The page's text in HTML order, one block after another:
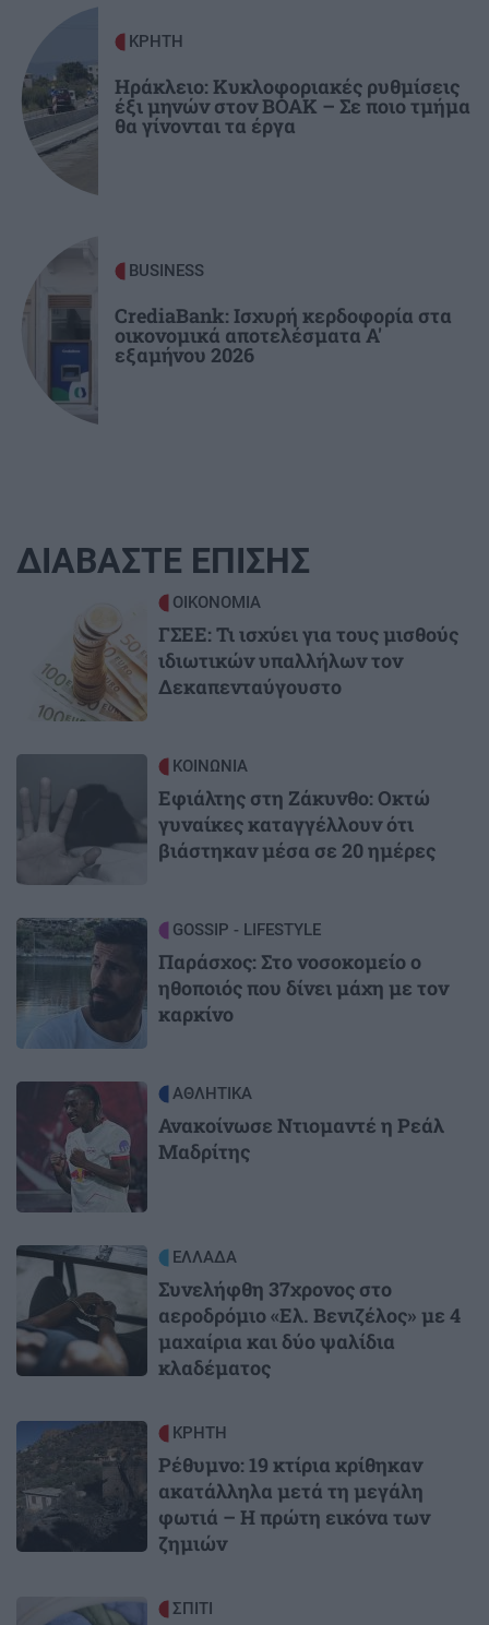
ΚΡΗΤΗ
Ρέθυμνο: 19 κτίρια κρίθηκαν ακατάλληλα μετά
τη μεγάλη φωτιά – Η πρώτη εικόνα των
ζημιών
ΚΡΗΤΗ
Ηράκλειο: Κυκλοφοριακές ρυθμίσεις
έξι μηνών στον ΒΟΑΚ – Σε ποιο τμήμα
θα γίνονται τα έργα
BUSINESS
CrediaBank: Ισχυρή κερδοφορία στα
οικονομικά αποτελέσματα Α'
εξαμήνου 2026
ΔΙΑΒΑΣΤΕ ΕΠΙΣΗΣ
ΟΙΚΟΝΟΜΙΑ
ΓΣΕΕ: Τι ισχύει για τους μισθούς
ιδιωτικών υπαλλήλων τον
Δεκαπενταύγουστο
ΚΟΙΝΩΝΙΑ
Εφιάλτης στη Ζάκυνθο: Οκτώ
γυναίκες καταγγέλλουν ότι
βιάστηκαν μέσα σε 20 ημέρες
Image GOSSIP - LIFESTYLE
Παράσχος: Στο νοσοκομείο ο
ηθοποιός που δίνει μάχη με τον
καρκίνο
ΑΘΛΗΤΙΚΑ
Ανακοίνωσε Ντιομαντέ η Ρεάλ
Μαδρίτης
Image ΕΛΛΑΔΑ
Συνελήφθη 37χρονος στο
αεροδρόμιο «Ελ. Βενιζέλος» με 4
μαχαίρια και δύο ψαλίδια
κλαδέματος
Image ΚΡΗΤΗ
Ρέθυμνο: 19 κτίρια κρίθηκαν
ακατάλληλα μετά τη μεγάλη
φωτιά – Η πρώτη εικόνα των
ζημιών
ΣΠΙΤΙ